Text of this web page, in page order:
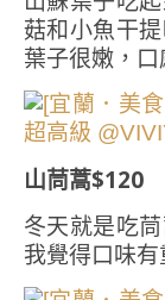
菇和小魚干
葉子很嫩，口
山茼蒿$120
冬天就是吃
我覺得口味